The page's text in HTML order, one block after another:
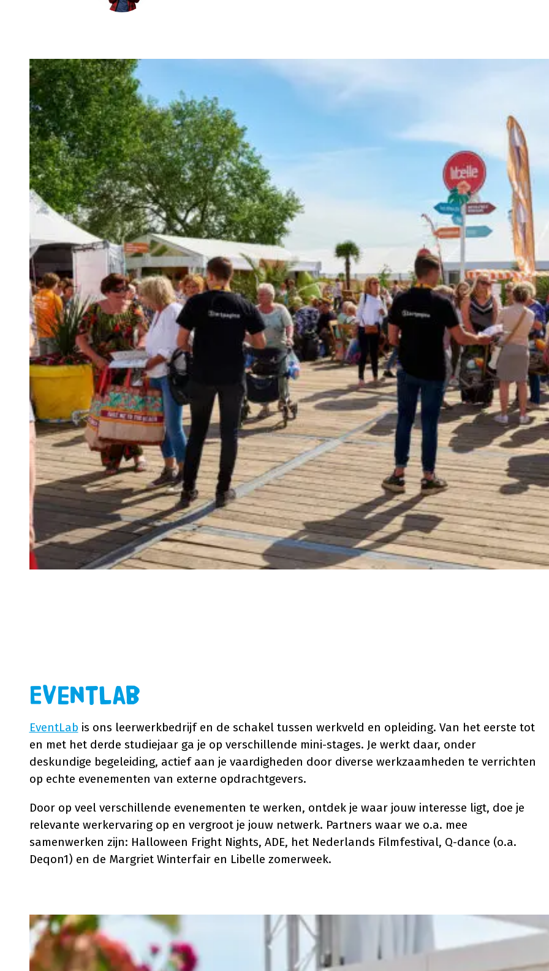
EventLab
EventLab is ons leerwerkbedrijf en de schakel tussen werkveld en opleiding. Van het eerste tot
en met het derde studiejaar ga je op verschillende mini-stages. Je werkt daar, onder
deskundige begeleiding, actief aan je vaardigheden door diverse werkzaamheden te verrichten
op echte evenementen van externe opdrachtgevers.
Door op veel verschillende evenementen te werken, ontdek je waar jouw interesse ligt, doe je
relevante werkervaring op en vergroot je jouw netwerk. Partners waar we o.a. mee
samenwerken zijn: Halloween Fright Nights, ADE, het Nederlands Filmfestival, Q-dance (o.a.
Deqon1) en de Margriet Winterfair en Libelle zomerweek.